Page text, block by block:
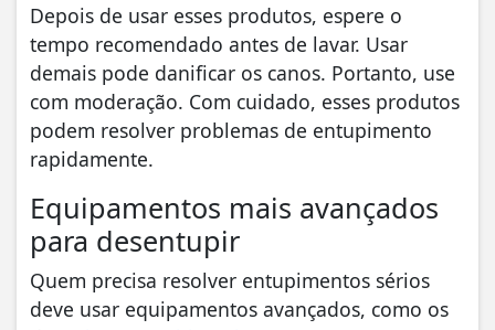
Depois de usar esses produtos, espere o
tempo recomendado antes de lavar. Usar
demais pode danificar os canos. Portanto, use
com moderação. Com cuidado, esses produtos
podem resolver problemas de entupimento
rapidamente.
Equipamentos mais avançados
para desentupir
Quem precisa resolver entupimentos sérios
deve usar equipamentos avançados, como os